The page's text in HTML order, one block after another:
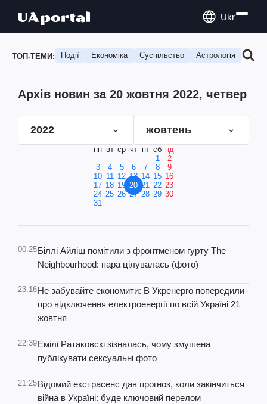
Ukr
ТОП-ТЕМИ: Події Економіка Суспільство Астрологія
Архів новин за 20 жовтня 2022, четвер
2022 жовтень
пн вт ср чт пт сб нд
1
2
3
4 5 6 7 8
9
10 11 12 13 14 15 16
17 18 19 20 21 22 23
24 25 26 27 28 29 30
31
00:25Біллі Айліш помітили з фронтменом гурту The
Neighbourhood: пара цілувалась (фото)
23:16Не забувайте економити: В Укренерго попередили
про відключення електроенергії по всій Україні 21
жовтня
22:39Емілі Ратаковскі зізналась, чому змушена
публікувати сексуальні фото
21:25Відомий екстрасенс дав прогноз, коли закінчиться
війна в Україні: буде ключовий перелом